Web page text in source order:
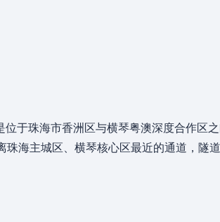
位于珠海市香洲区与横琴粤澳深度合作区
海主城区、横琴核心区最近的通道，隧道